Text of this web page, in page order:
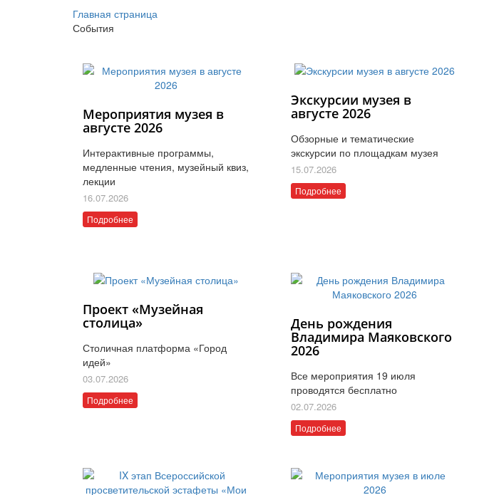
Главная страница
События
Мероприятия музея в
августе 2026
Интерактивные программы,
медленные чтения, музейный квиз,
лекции
16.07.2026
Подробнее
Экскурсии музея в
августе 2026
Обзорные и тематические
экскурсии по площадкам музея
15.07.2026
Подробнее
Проект «Музейная
столица»
Столичная платформа «Город
идей»
03.07.2026
Подробнее
День рождения
Владимира Маяковского
2026
Все мероприятия 19 июля
проводятся бесплатно
02.07.2026
Подробнее